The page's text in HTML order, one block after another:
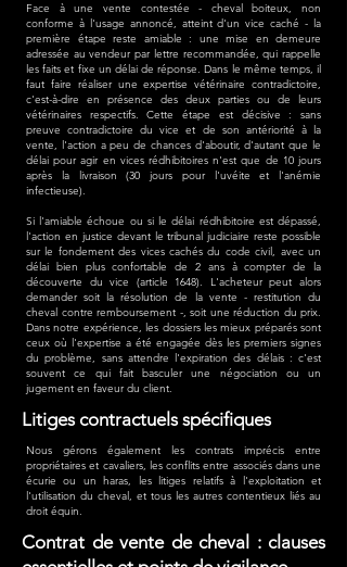
Face à une vente contestée - cheval boiteux, non
conforme à l'usage annoncé, atteint d'un vice caché - la
première étape reste amiable : une mise en demeure
adressée au vendeur par lettre recommandée, qui rappelle
les faits et fixe un délai de réponse. Dans le même temps, il
faut faire réaliser une expertise vétérinaire contradictoire,
c'est-à-dire en présence des deux parties ou de leurs
vétérinaires respectifs. Cette étape est décisive : sans
preuve contradictoire du vice et de son antériorité à la
vente, l'action a peu de chances d'aboutir, d'autant que le
délai pour agir en vices rédhibitoires n'est que de 10 jours
après la livraison (30 jours pour l'uvéite et l'anémie
infectieuse).
Si l'amiable échoue ou si le délai rédhibitoire est dépassé,
l'action en justice devant le tribunal judiciaire reste possible
sur le fondement des vices cachés du code civil, avec un
délai bien plus confortable de 2 ans à compter de la
découverte du vice (article 1648). L'acheteur peut alors
demander soit la résolution de la vente - restitution du
cheval contre remboursement -, soit une réduction du prix.
Dans notre expérience, les dossiers les mieux préparés sont
ceux où l'expertise a été engagée dès les premiers signes
du problème, sans attendre l'expiration des délais : c'est
souvent ce qui fait basculer une négociation ou un
jugement en faveur du client.
Litiges contractuels spécifiques
Nous gérons également les contrats imprécis entre
propriétaires et cavaliers, les conflits entre associés dans une
écurie ou un haras, les litiges relatifs à l'exploitation et
l'utilisation du cheval, et tous les autres contentieux liés au
droit équin.
Contrat de vente de cheval : clauses